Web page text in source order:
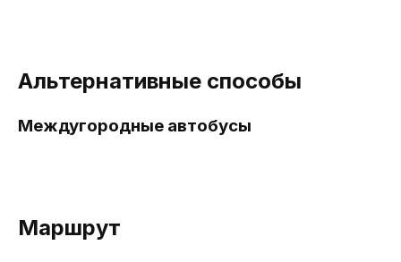
Альтернативные способы
Междугородные автобусы
Маршрут